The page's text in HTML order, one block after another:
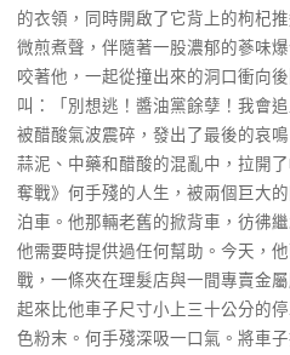
的衣領，同時開啟了它背上的枸杞
微煎煮聲，伴隨著一股濃郁的蔘味
咬著他，一起從撞出來的洞口衝向
叫：「別想逃！醬油黨餘孽！我會
被醋酸氣波震碎，發出了最後的哀
蒜泥、中藥和醋酸的混亂中，拉開
奪戰》何手殘的人生，被兩個巨大
泊車。他那輛老舊的掀背車，彷彿
他需要時提供過任何幫助。今天，
戰，一條夾在理髮店與一間專賣金
起來比他車子尺寸小上三十公分的
色粉末。何手殘深吸一口氣。將車